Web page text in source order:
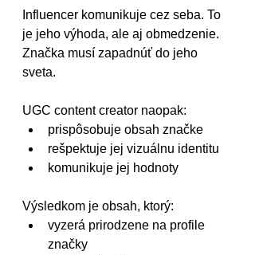
Influencer komunikuje cez seba. To
je jeho výhoda, ale aj obmedzenie.
Značka musí zapadnúť do jeho
sveta.
UGC content creator naopak:
prispôsobuje obsah značke
rešpektuje jej vizuálnu identitu
komunikuje jej hodnoty
Výsledkom je obsah, ktorý:
vyzerá prirodzene na profile
značky